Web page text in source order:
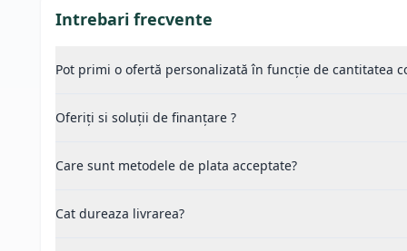
Intrebari frecvente
Pot primi o ofertă personalizată în funcție de cantitatea
Oferiți si soluții de finanțare ?
Care sunt metodele de plata acceptate?
Cat dureaza livrarea?